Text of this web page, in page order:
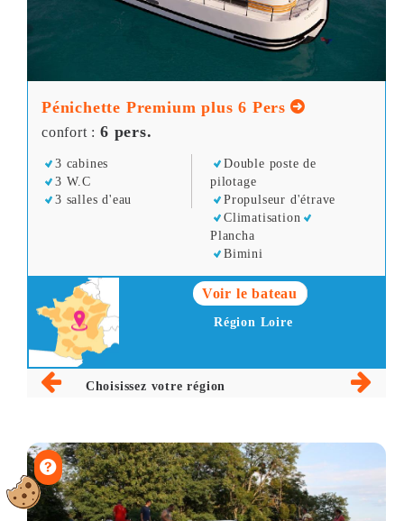
Pénichette Premium plus 6 Pers
confort : 6 pers.
3 cabines
3 W.C
3 salles d'eau
Double poste de
pilotage
Propulseur d'étrave
Climatisation
Plancha
Bimini
Voir le bateau
Région Loire
Choisissez votre région